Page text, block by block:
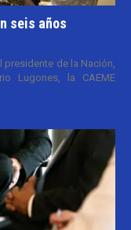
seis años
presidente de la Nación,
Lugones, la CAEME